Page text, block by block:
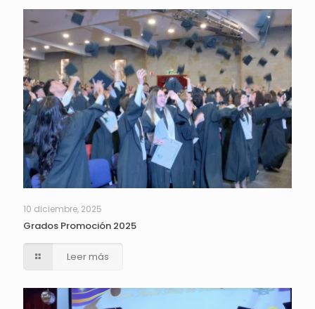
10 diciembre, 2025
Grados Promoción 2025
Leer más